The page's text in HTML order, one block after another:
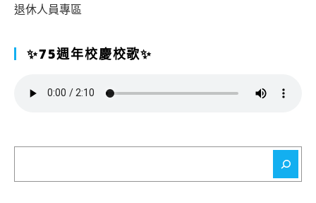
退休人員專區
✨75週年校慶校歌✨